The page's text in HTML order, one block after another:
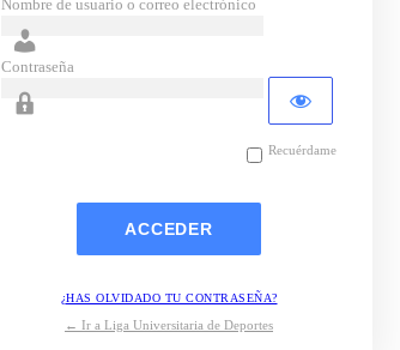
Nombre de usuario o correo electrónico
Contraseña
Recuérdame
¿HAS OLVIDADO TU CONTRASEÑA?
← Ir a Liga Universitaria de Deportes